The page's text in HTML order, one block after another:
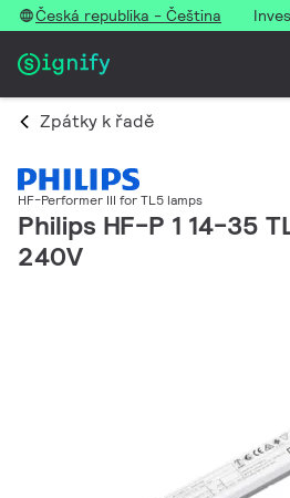
Česká republika - Čeština
Zpátky k řadě
HF-Performer III for TL5 lamps
Philips HF-P 1 14-35
240V